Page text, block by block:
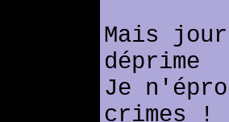
Mais
déprime
Je
crimes !